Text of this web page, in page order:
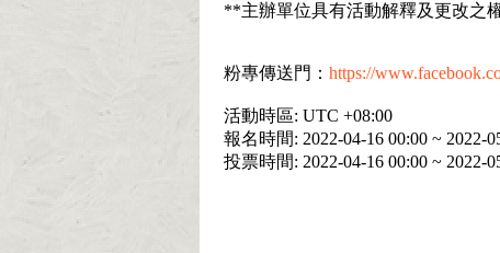
**主辦單位具有活動解釋及更改之
粉專傳送門： https://
活動時區: UTC +08:00
報名時間: 2022-04-16 00:00 ~ 2022-
投票時間: 2022-04-16 00:00 ~ 2022-